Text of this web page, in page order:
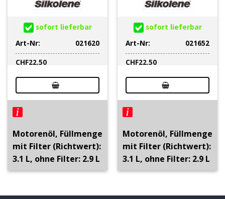
sofort lieferbar
Art-Nr:
021620
CHF22.50
Motorenöl, Füllmenge
mit Filter (Richtwert):
3.1 L, ohne Filter: 2.9 L
sofort lieferbar
Art-Nr:
021652
CHF22.50
Motorenöl, Füllmenge
mit Filter (Richtwert):
3.1 L, ohne Filter: 2.9 L